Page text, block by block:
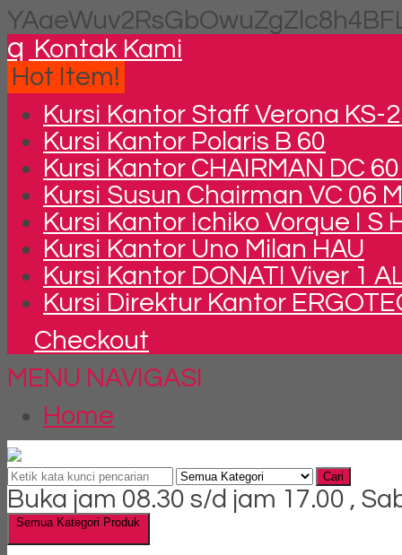
q Kontak Kami
Hot Item!
Kursi Kantor Staff Verona KS-
Kursi Kantor Polaris B 60
Kursi Kantor CHAIRMAN DC
Kursi Susun Chairman VC 06
Kursi Kantor Ichiko Vorque I S
Kursi Kantor Uno Milan HAU
Kursi Kantor DONATI Viver 1
Kursi Direktur Kantor
Checkout
MENU NAVIGASI
Home
Cari
Buka jam 08.30 s/d jam 17.00 ,
Semua Kategori Produk